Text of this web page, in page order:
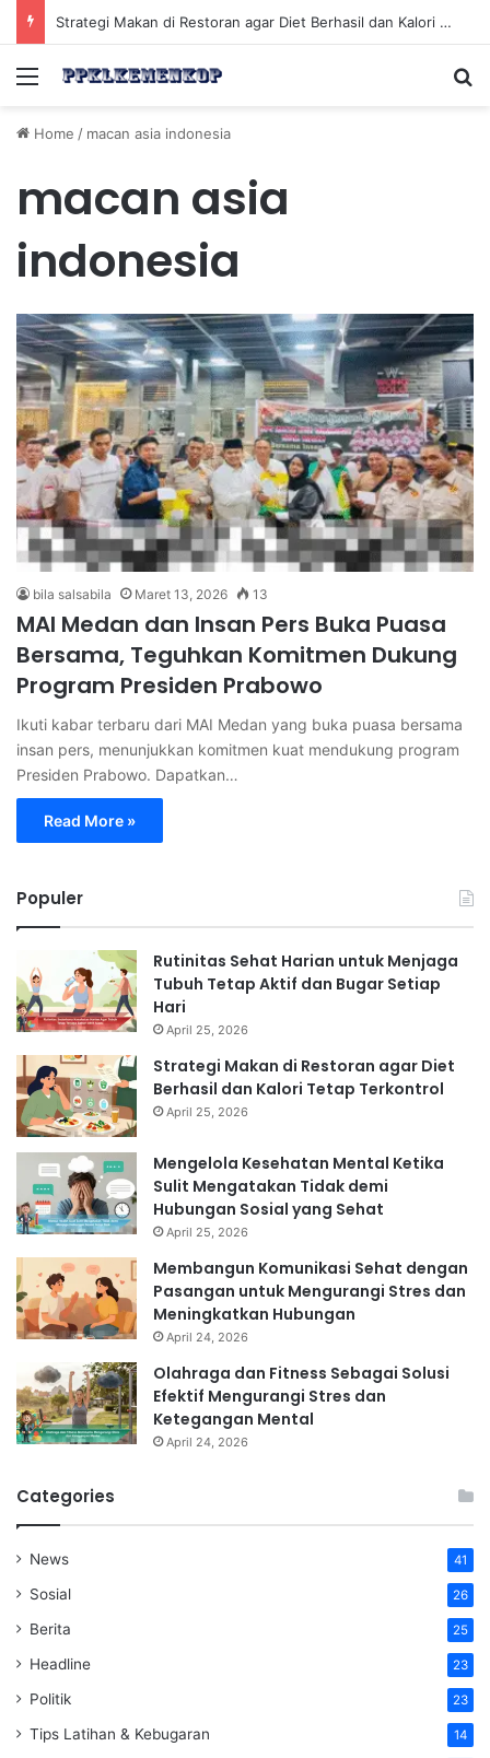
Strategi Makan di Restoran agar Diet Berhasil dan Kalori Tetap Terkontrol
Menu
Home / macan asia indonesia
macan asia
indonesia
bila salsabila Maret 13, 2026 13
MAI Medan dan Insan Pers Buka Puasa
Bersama, Teguhkan Komitmen Dukung
Program Presiden Prabowo
Ikuti kabar terbaru dari MAI Medan yang buka puasa bersama
insan pers, menunjukkan komitmen kuat mendukung program
Presiden Prabowo. Dapatkan…
Read More »
Populer
Rutinitas Sehat Harian untuk Menjaga
Tubuh Tetap Aktif dan Bugar Setiap
Hari
April 25, 2026
Strategi Makan di Restoran agar Diet
Berhasil dan Kalori Tetap Terkontrol
April 25, 2026
Mengelola Kesehatan Mental Ketika
Sulit Mengatakan Tidak demi
Hubungan Sosial yang Sehat
April 25, 2026
Membangun Komunikasi Sehat dengan
Pasangan untuk Mengurangi Stres dan
Meningkatkan Hubungan
April 24, 2026
Olahraga dan Fitness Sebagai Solusi
Efektif Mengurangi Stres dan
Ketegangan Mental
April 24, 2026
Categories
News 41
Sosial 26
Berita 25
Headline 23
Politik 23
Tips Latihan & Kebugaran 14